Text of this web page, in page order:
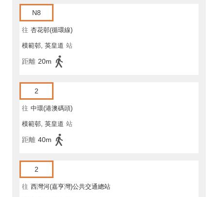
N8
往 杏花邨(循環線)
模範邨, 英皇道 站
距離 20m
2
往 中環(港澳碼頭)
模範邨, 英皇道 站
距離 40m
2
往 西灣河(嘉亨灣)公共交通總站